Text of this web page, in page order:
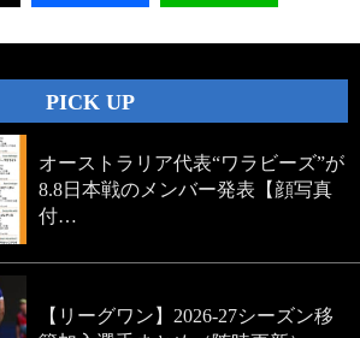
PICK UP
オーストラリア代表“ワラビーズ”が
8.8日本戦のメンバー発表【顔写真
付…
【リーグワン】2026-27シーズン移